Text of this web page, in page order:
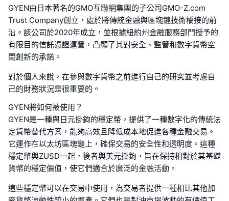
GYEN由日本著名的GMO互聯網集團的子公司GMO-Z.com
Trust Company創立，處於將傳統金融與區塊鏈技術橋接的前
沿。該公司於2020年成立，並根據紐約州金融服務部門授予的
有限目的信託憑證運營，凸顯了其對安全、監管和數字貨幣空
間創新的承諾。
對於個人來說，在參與數字貨幣之前進行自己的研究並考慮自
己的財務狀況是很重要的。
GYEN將如何被使用？
GYEN是一種與日元掛鉤的穩定幣，提供了一種數字化的傳統法
定貨幣替代方案，能夠高效且降低成本地促進各種金融交易。
它運作在以太坊區塊鏈上，確保交易的安全性和透明度。這種
穩定幣與ZUSD一起，後者與美元掛鉤，旨在保持相對於其基礎
貨幣的穩定價值，使它們適合於廣泛的金融活動。
這些穩定幣可以在交易中使用，為交易者提供一種相比其他加